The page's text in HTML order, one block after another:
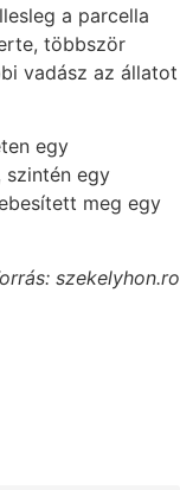
a parcella
többször
vadász az állatot
egy
szintén egy
meg egy
szekelyhon.ro